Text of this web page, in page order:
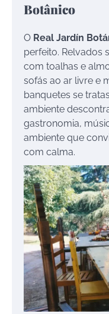
Botânico
O Real Jardín
perfeito. Relvados
com toalhas e
sofás ao ar livre e
banquetes se
ambiente
gastronomia,
ambiente que
com calma.